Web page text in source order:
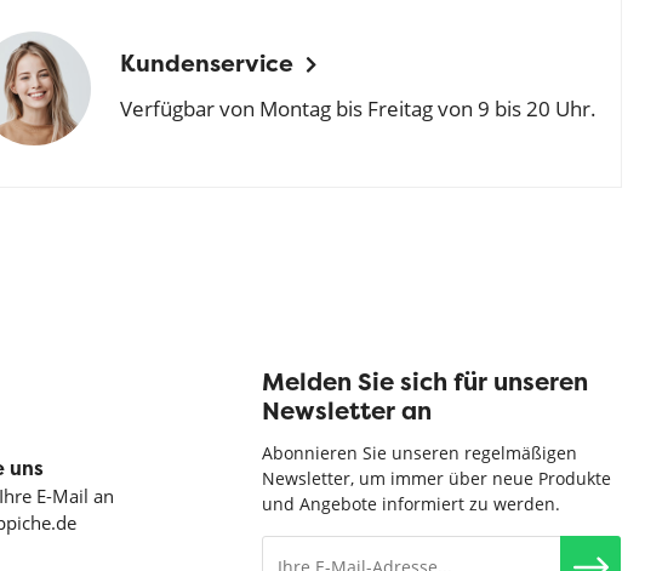
Kundenservice
Verfügbar von Montag bis Freitag von 9 bis 20 Uhr.
uns
E-Mail an
Melden Sie sich für unseren
Newsletter an
Abonnieren Sie unseren regelmäßigen
Newsletter, um immer über neue Produkte
und Angebote informiert zu werden.